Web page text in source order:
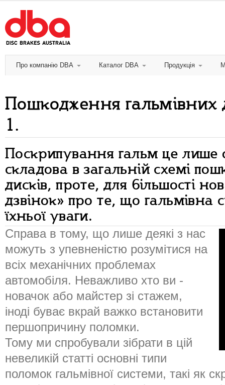
Про компанію DBA Каталог DBA Продукція
Пошкодження гальмівних
1.
Поскрипування гальм це
складова в загальній схемі
дисків, проте, для більшості
дзвінок» про те, що гальмівна
їхньої уваги.
Справа в тому, що лише деякі з нас
можуть з упевненістю розумітися на
всіх механічних проблемах
автомобіля. Неважливо хто ви -
новачок або майстер зі стажем,
іноді буває вкрай важко встановити
першопричину поломки.
Тому ми спробували зібрати в цій
невеликій статті основні типи
поломок гальмівної системи, такі як